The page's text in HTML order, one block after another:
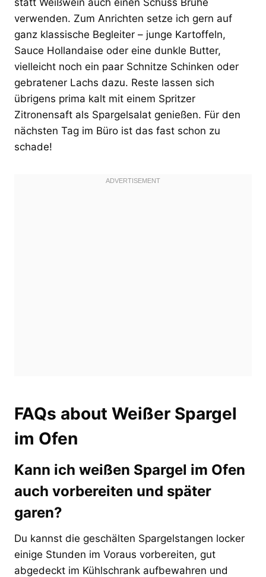
verwenden. Zum Anrichten setze ich gern auf
ganz klassische Begleiter – junge Kartoffeln,
Sauce Hollandaise oder eine dunkle Butter,
vielleicht noch ein paar Schnitze Schinken oder
gebratener Lachs dazu. Reste lassen sich
übrigens prima kalt mit einem Spritzer
Zitronensaft als Spargelsalat genießen. Für den
nächsten Tag im Büro ist das fast schon zu
schade!
FAQs about Weißer Spargel
im Ofen
Kann ich weißen Spargel im Ofen
auch vorbereiten und später
garen?
Du kannst die geschälten Spargelstangen locker
einige Stunden im Voraus vorbereiten, gut
abgedeckt im Kühlschrank aufbewahren und